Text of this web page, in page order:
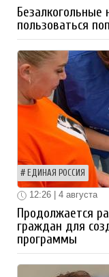
пользоваться
ЕДИНАЯ РОССИЯ
12:26 | 4 августа
Продолжается
граждан для
программы